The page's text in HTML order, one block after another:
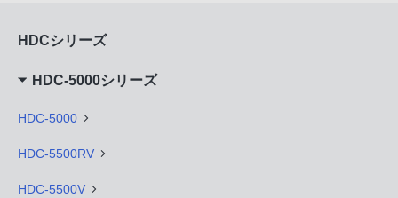
HDCシリーズ
HDC-5000シリーズ
HDC-5000
HDC-5500RV
HDC-5500V